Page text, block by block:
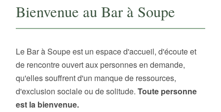
Bienvenue au Bar à Soupe
Le Bar à Soupe est un espace d'accueil, d'écoute et
de rencontre ouvert aux personnes en demande,
qu'elles souffrent d'un manque de ressources,
d'exclusion sociale ou de solitude. Toute personne
est la bienvenue.